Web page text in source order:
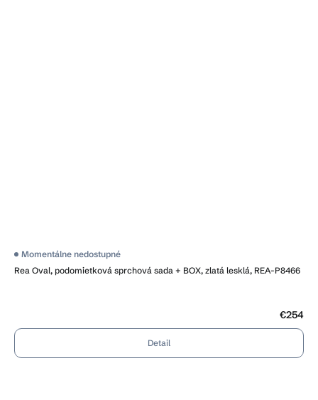
Rea Oval, podomietková sprchová sada + BOX, zlatá lesklá, REA-P8466
Priemerné
produktu
Momentálne nedostupné
€254
Detail